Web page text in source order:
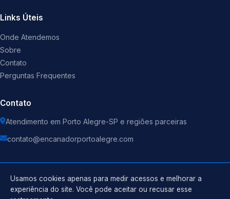
Links Úteis
Onde Atendemos
Sobre
Contato
Perguntas Frequentes
Contato
Atendimento em Porto Alegre-SP e regiões parceiras
contato@encanadorportoalegre.com
2026 Encanador . Todos os direitos reservados.
Usamos cookies apenas para medir acessos e melhorar a
experiência do site. Você pode aceitar ou recusar esse